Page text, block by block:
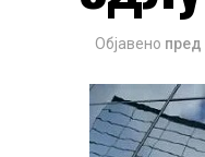
Објавено пред